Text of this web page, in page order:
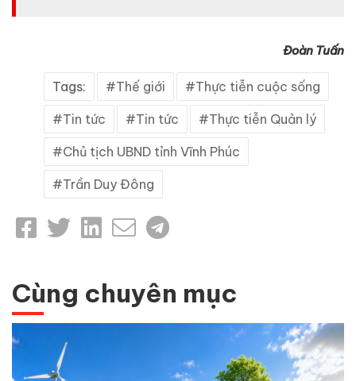
Đoàn Tuấn
Tags: Thế giới Thực tiễn cuộc sống
Tin tức Tin tức Thực tiễn Quản lý
Chủ tịch UBND tỉnh Vĩnh Phúc
Trần Duy Đông
Cùng chuyên mục